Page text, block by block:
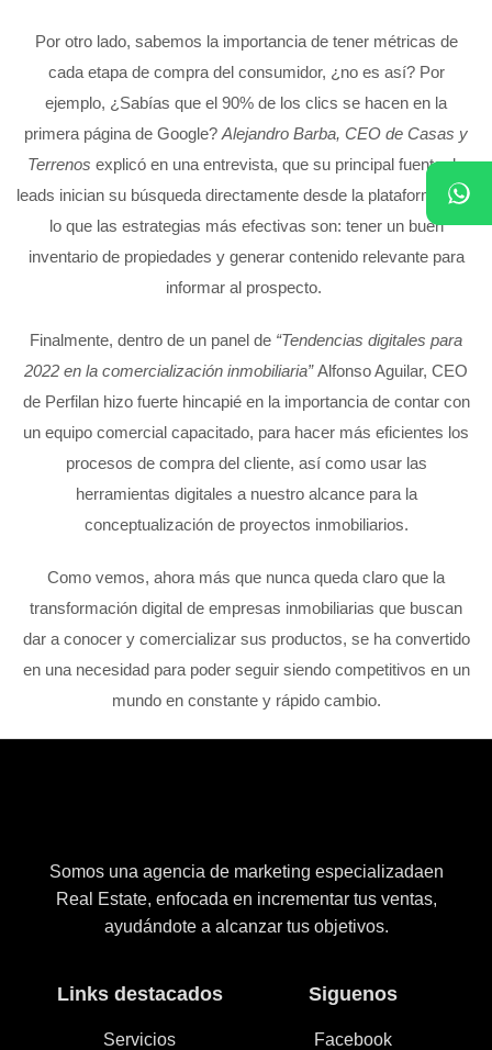
Por otro lado, sabemos la importancia de tener métricas de
cada etapa de compra del consumidor, ¿no es así? Por
ejemplo, ¿Sabías que el 90% de los clics se hacen en la
primera página de Google? Alejandro Barba, CEO de Casas y
Terrenos explicó en una entrevista, que su principal fuente de
leads inician su búsqueda directamente desde la plataforma, por
lo que las estrategias más efectivas son: tener un buen
inventario de propiedades y generar contenido relevante para
informar al prospecto.
Finalmente, dentro de un panel de “Tendencias digitales para
2022 en la comercialización inmobiliaria”Alfonso Aguilar, CEO
de Perfilan hizo fuerte hincapié en la importancia de contar con
un equipo comercial capacitado, para hacer más eficientes los
procesos de compra del cliente, así como usar las
herramientas digitales a nuestro alcance para la
conceptualización de proyectos inmobiliarios.
Como vemos, ahora más que nunca queda claro que la
transformación digital de empresas inmobiliarias que buscan
dar a conocer y comercializar sus productos, se ha convertido
en una necesidad para poder seguir siendo competitivos en un
mundo en constante y rápido cambio.
Somos una agencia de marketing especializadaen
Real Estate, enfocada en incrementar tus ventas,
ayudándote a alcanzar tus objetivos.
Links destacados
Servicios
Siguenos
Facebook